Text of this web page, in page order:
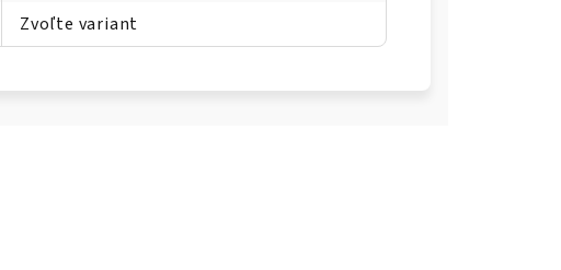
Zvoľte variant